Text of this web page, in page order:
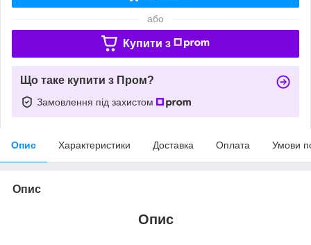
або
Купити з
Що таке купити з Пром?
Замовлення під захистом
Опис Характеристики Доставка Оплата Умови
Опис
Опис